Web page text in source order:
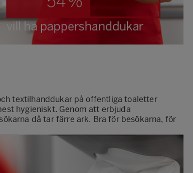
textilhanddukar på offentliga toaletter
hygieniskt. Genom att erbjuda
då tar färre ark. Bra för besökarna, för